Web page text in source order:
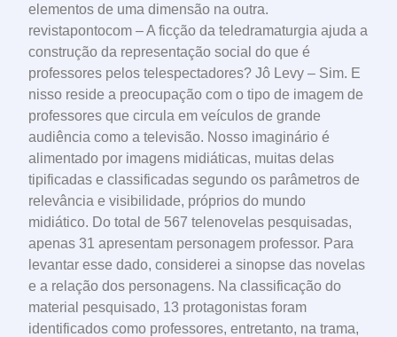
elementos de uma dimensão na outra.
revistapontocom – A ficção da teledramaturgia ajuda a
construção da representação social do que é
professores pelos telespectadores? Jô Levy – Sim. E
nisso reside a preocupação com o tipo de imagem de
professores que circula em veículos de grande
audiência como a televisão. Nosso imaginário é
alimentado por imagens midiáticas, muitas delas
tipificadas e classificadas segundo os parâmetros de
relevância e visibilidade, próprios do mundo
midiático. Do total de 567 telenovelas pesquisadas,
apenas 31 apresentam personagem professor. Para
levantar esse dado, considerei a sinopse das novelas
e a relação dos personagens. Na classificação do
material pesquisado, 13 protagonistas foram
identificados como professores, entretanto, na trama,